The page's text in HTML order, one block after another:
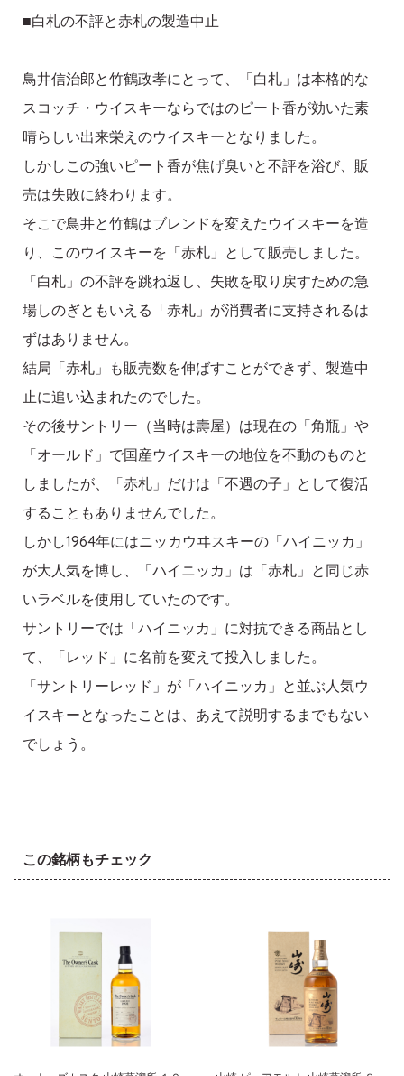
■白札の不評と赤札の製造中止
鳥井信治郎と竹鶴政孝にとって、「白札」は本格的な
スコッチ・ウイスキーならではのピート香が効いた素
晴らしい出来栄えのウイスキーとなりました。
しかしこの強いピート香が焦げ臭いと不評を浴び、販
売は失敗に終わります。
そこで鳥井と竹鶴はブレンドを変えたウイスキーを造
り、このウイスキーを「赤札」として販売しました。
「白札」の不評を跳ね返し、失敗を取り戻すための急
場しのぎともいえる「赤札」が消費者に支持されるは
ずはありません。
結局「赤札」も販売数を伸ばすことができず、製造中
止に追い込まれたのでした。
その後サントリー（当時は壽屋）は現在の「角瓶」や
「オールド」で国産ウイスキーの地位を不動のものと
しましたが、「赤札」だけは「不遇の子」として復活
することもありませんでした。
しかし1964年にはニッカウヰスキーの「ハイニッカ」
が大人気を博し、「ハイニッカ」は「赤札」と同じ赤
いラベルを使用していたのです。
サントリーでは「ハイニッカ」に対抗できる商品とし
て、「レッド」に名前を変えて投入しました。
「サントリーレッド」が「ハイニッカ」と並ぶ人気ウ
イスキーとなったことは、あえて説明するまでもない
でしょう。
この銘柄もチェック